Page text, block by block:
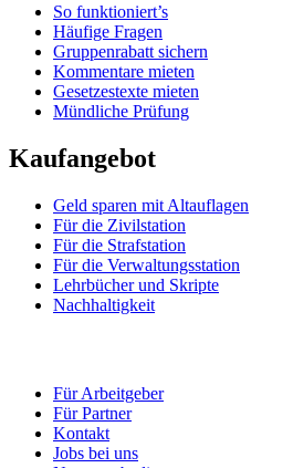
So funktioniert’s
Häufige Fragen
Gruppenrabatt sichern
Kommentare mieten
Gesetzestexte mieten
Mündliche Prüfung
Kaufangebot
Geld sparen mit Altauflagen
Für die Zivilstation
Für die Strafstation
Für die Verwaltungsstation
Lehrbücher und Skripte
Nachhaltigkeit
Für Arbeitgeber
Für Partner
Kontakt
Jobs bei uns